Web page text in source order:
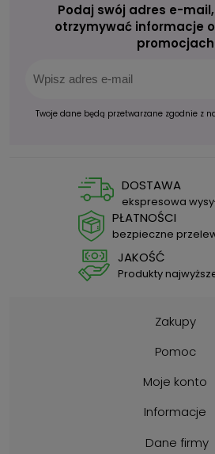
Podaj swój adres e-
otrzymywać informacje
Twoje dane będą przetwarzane zgodnie z
DOSTAWA
ekspresowa
PŁATNOŚCI
bezpieczne
JAKOŚĆ
Produkty
Zakupy
Pomoc
Moje konto
Informacje
Dane firmy